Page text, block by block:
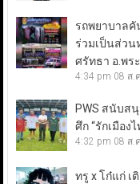
รถพยาบาล
ร่วมเป็นส่ว
ศรัทธา อ.พร
4:34 pm 08 ส.
PWS สนับส
ศึก “รักเมือง
4:32 pm 08 ส.
ทรู x โก๋แก่ เ